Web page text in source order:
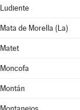
Ludiente
Mata de Morella (La)
Matet
Moncofa
Montán